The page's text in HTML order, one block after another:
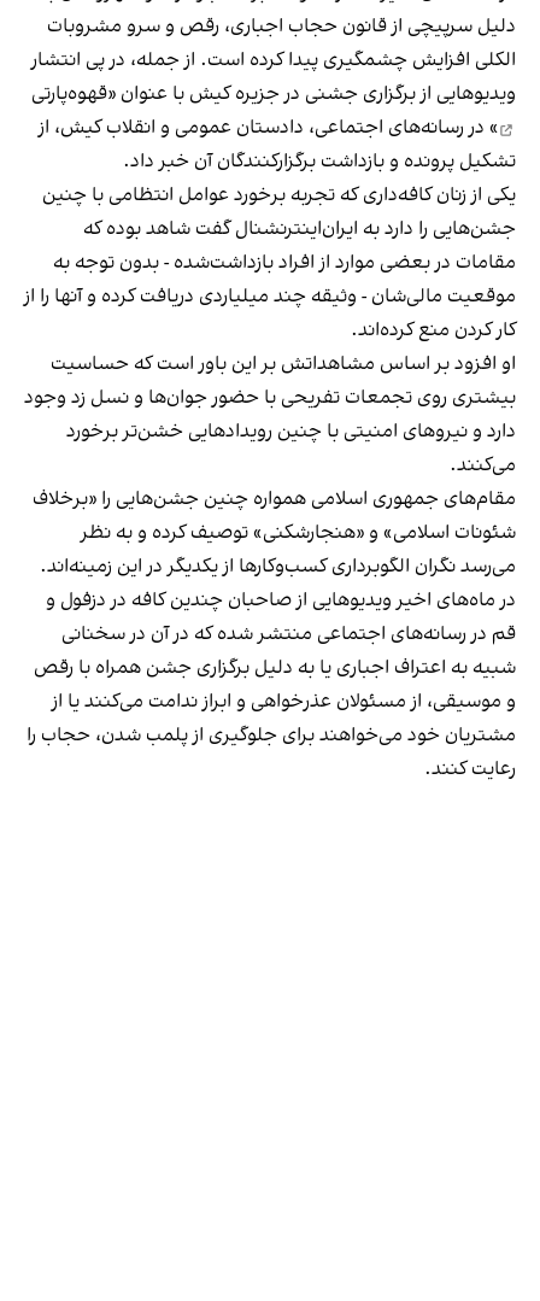
دلیل سرپیچی از قانون حجاب اجباری، رقص و سرو مشروبات
الکلی افزایش چشمگیری پیدا کرده است. از جمله، در پی انتشار
ویدیوهایی از برگزاری جشنی در جزیره کیش با عنوان «قهوه‌پارتی
» در رسانه‌های اجتماعی، دادستان عمومی و انقلاب کیش، از
تشکیل پرونده و بازداشت برگزارکنندگان آن خبر داد.
یکی از زنان کافه‌داری که تجربه برخورد عوامل انتظامی با چنین
جشن‌هایی را دارد به ایران‌اینترنشنال گفت شاهد بوده که
مقامات در بعضی موارد از افراد بازداشت‌‌شده - بدون توجه به
موقعیت مالی‌شان - وثیقه چند میلیاردی دریافت کرده و آنها را از
کار کردن منع کرده‌اند.
او افزود بر اساس مشاهداتش بر این باور است که حساسیت
بیشتری روی تجمعات تفریحی با حضور جوان‌ها و نسل زد وجود
دارد و نیروهای امنیتی با چنین رویدادهایی خشن‌تر برخورد
می‌کنند.
مقام‌های جمهوری اسلامی همواره چنین جشن‌هایی را «برخلاف
شئونات اسلامی» و «هنجارشکنی» توصیف کرده و به نظر
می‌رسد نگران الگوبرداری کسب‌وکارها از یکدیگر در این زمینه‌اند.
در ماه‌های اخیر ویدیوهایی از صاحبان چندین کافه در دزفول و
قم در رسانه‌های اجتماعی منتشر شده که در آن در سخنانی
شبیه به اعتراف اجباری یا به دلیل برگزاری جشن همراه با رقص
و موسیقی، از مسئولان عذرخواهی و ابراز ندامت می‌کنند یا از
مشتریان خود می‌خواهند برای جلوگیری از پلمب شدن، حجاب را
رعایت کنند.